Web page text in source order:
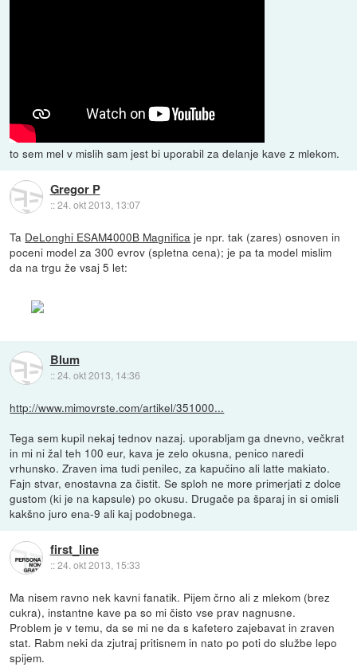
to sem mel v mislih sam jest bi uporabil za delanje kave z mlekom.
Gregor P
::24. okt 2013, 13:07
Ta DeLonghi ESAM4000B Magnifica je npr. tak (zares) osnoven in
poceni model za 300 evrov (spletna cena); je pa ta model mislim
da na trgu že vsaj 5 let:
Blum
::24. okt 2013, 14:36
http://www.mimovrste.com/artikel/351000...
Tega sem kupil nekaj tednov nazaj. uporabljam ga dnevno, večkrat
in mi ni žal teh 100 eur, kava je zelo okusna, penico naredi
vrhunsko. Zraven ima tudi penilec, za kapučino ali latte makiato.
Fajn stvar, enostavna za čistit. Se sploh ne more primerjati z dolce
gustom (ki je na kapsule) po okusu. Drugače pa šparaj in si omisli
kakšno juro ena-9 ali kaj podobnega.
first_line
::24. okt 2013, 15:33
Ma nisem ravno nek kavni fanatik. Pijem črno ali z mlekom (brez
cukra), instantne kave pa so mi čisto vse prav nagnusne.
Problem je v temu, da se mi ne da s kafetero zajebavat in zraven
stat. Rabm neki da zjutraj pritisnem in nato po poti do službe lepo
spijem.